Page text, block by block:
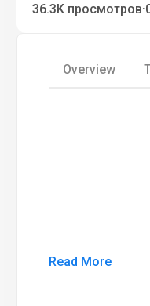
36.3K просмотров·
Overview
Read More